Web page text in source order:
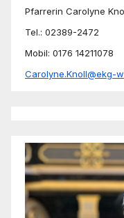
Pfarrerin Carolyne
Tel.: 02389-2472
Mobil: 0176 14211078
Carolyne.Knoll@ekg-